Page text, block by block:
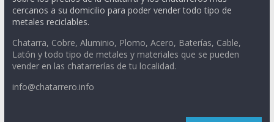
cercanos a su domicilio para poder vender todo tipo de
metales reciclables.
Chatarra, Cobre, Aluminio, Plomo, Acero, Baterías, Cable,
Latón y todo tipo de metales y materiales que se pueden
vender en las chatarrerías de tu localidad.
info@chatarrero.info